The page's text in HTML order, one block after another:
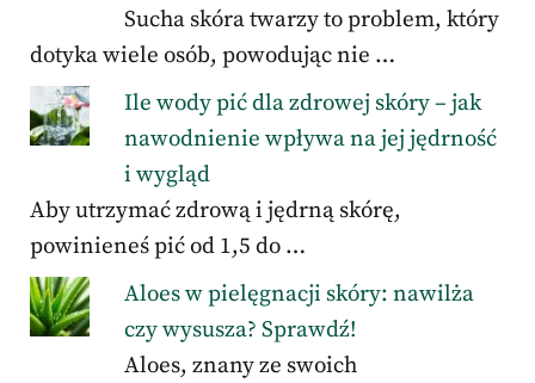
Sucha skóra twarzy to problem, który
dotyka wiele osób, powodując nie …
Ile wody pić dla zdrowej skóry – jak
nawodnienie wpływa na jej jędrność
i wygląd
Aby utrzymać zdrową i jędrną skórę,
powinieneś pić od 1,5 do …
Aloes w pielęgnacji skóry: nawilża
czy wysusza? Sprawdź!
Aloes, znany ze swoich